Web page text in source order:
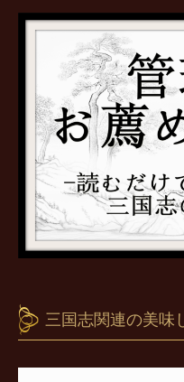
三国志関連の美味